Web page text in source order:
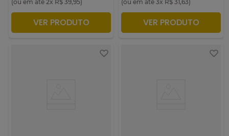
(ou em até 2x R$ 39,95)
ADICIONAR À SACOLA
VER PRODUTO
(ou em até 3x R$ 31,63)
ADICIONAR À SACOLA
VER PRODUTO